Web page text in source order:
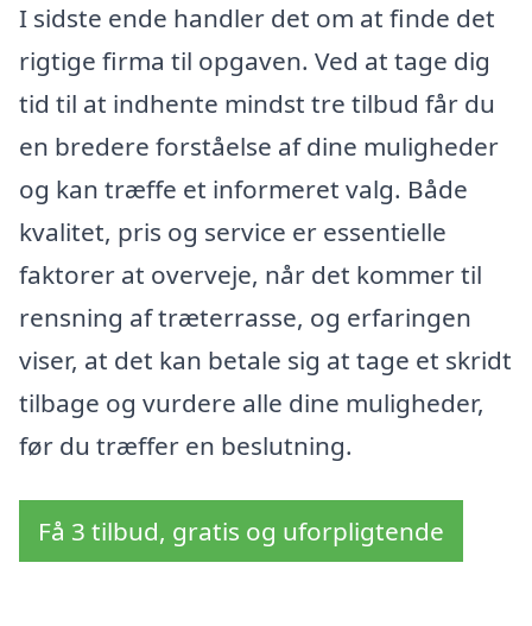
I sidste ende handler det om at finde det
rigtige firma til opgaven. Ved at tage dig
tid til at indhente mindst tre tilbud får du
en bredere forståelse af dine muligheder
og kan træffe et informeret valg. Både
kvalitet, pris og service er essentielle
faktorer at overveje, når det kommer til
rensning af træterrasse, og erfaringen
viser, at det kan betale sig at tage et skridt
tilbage og vurdere alle dine muligheder,
før du træffer en beslutning.
Få 3 tilbud, gratis og uforpligtende